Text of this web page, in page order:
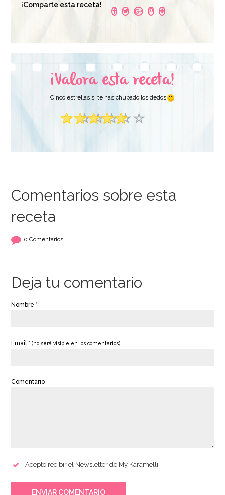
¡Comparte esta receta!
¡Valora esta receta!
Cinco estrellas si te has chupado los dedos
Comentarios sobre esta
receta
0 Comentarios
Deja tu comentario
Nombre *
Email *(no será visible en los comentarios)
Comentario
Acepto recibir el Newsletter de My Karamelli
ENVIAR COMENTARIO